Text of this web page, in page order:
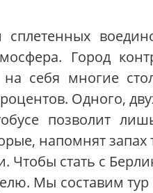
сплетенных
Город
себя многие
Одного,
позволит
напомнят запах
Чтобы стать с
Мы составим тур